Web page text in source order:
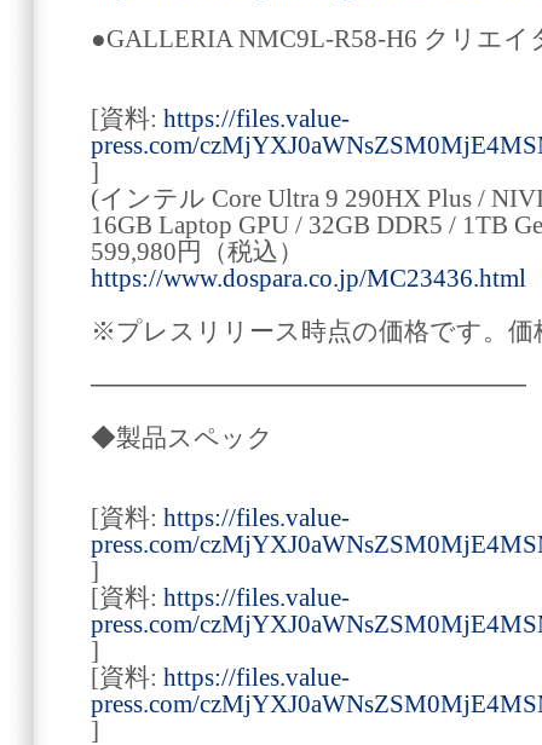
●GALLERIA NMC9L-R58-H6 クリエイ
[資料: https://files.value-
press.com/
]
(インテル Core Ultra 9 290HX Plus /
16GB Laptop GPU / 32GB DDR5 / 1TB
599,980円（税込）
https://www.dospara.co.jp/MC23436.html
※プレスリリース時点の価格です。価
────────────────────────
◆製品スペック
[資料: https://files.value-
press.com/
]
[資料: https://files.value-
press.com/
]
[資料: https://files.value-
press.com/
]